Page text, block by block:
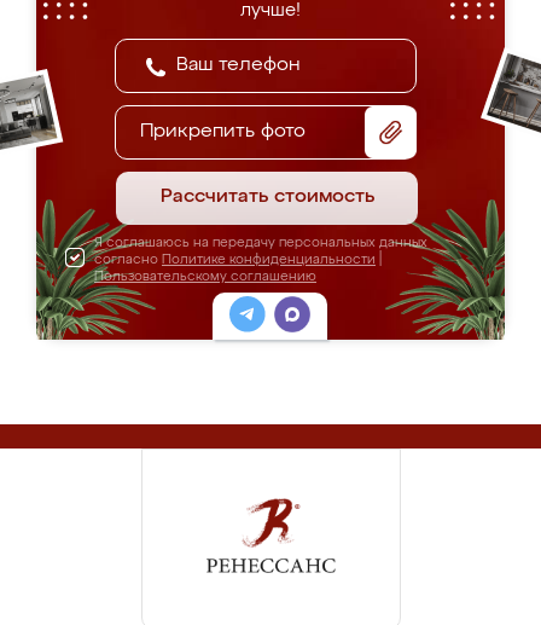
лучше!
Прикрепить фото
Рассчитать стоимость
Я соглашаюсь на передачу персональных данных
согласно Политике конфиденциальности
Пользовательскому соглашению